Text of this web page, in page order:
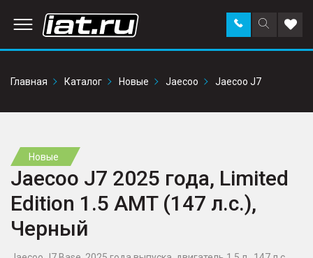
Поиск
по
Заказать
звонок в
Главная
Каталог Новые Jaecoo Jaecoo J7
Новые
Jaecoo J7 2025 года, Limited
Edition 1.5 AMT (147 л.с.),
Черный